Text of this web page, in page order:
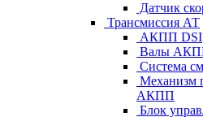
Датчик
Трансмиссия АТ
АКПП DSI
Валы
Система
Механизм
АКПП
Блок